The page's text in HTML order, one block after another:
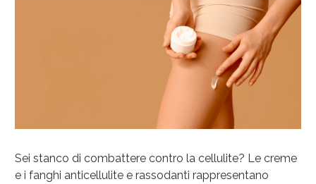
Sei stanco di combattere contro la cellulite? Le creme
e i fanghi anticellulite e rassodanti rappresentano